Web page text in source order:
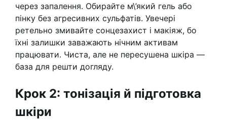
через запалення. Обирайте м\’який гель або
пінку без агресивних сульфатів. Увечері
ретельно змивайте сонцезахист і макіяж, бо
їхні залишки заважають нічним активам
працювати. Чиста, але не пересушена шкіра —
база для решти догляду.
Крок 2: тонізація й підготовка
шкіри